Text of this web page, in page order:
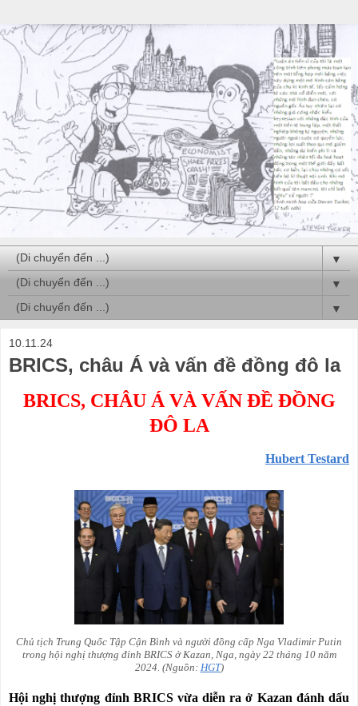
▼
▼
▼
10.11.24
BRICS, châu Á và vấn đề đồng đô la
BRICS, CHÂU Á VÀ VẤN ĐỀ ĐỒNG
ĐÔ LA
Hubert Testard
Chủ tịch Trung Quốc Tập Cận Bình và người đồng cấp Nga Vladimir Putin
trong hội nghị thượng đỉnh BRICS ở Kazan, Nga, ngày 22 tháng 10 năm
2024. (Nguồn: HGT)
Hội nghị thượng đỉnh BRICS vừa diễn ra ở Kazan đánh dấu